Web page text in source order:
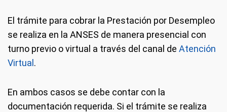
El trámite para cobrar la Prestación por Desempleo
se realiza en la ANSES de manera presencial con
turno previo o virtual a través del canal de Atención
Virtual .
En ambos casos se debe contar con la
documentación requerida. Si el trámite se realiza